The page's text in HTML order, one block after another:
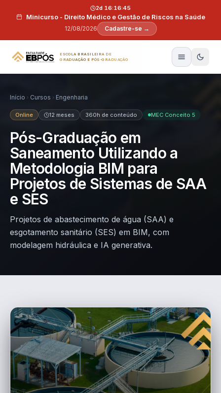
Minicurso - Direito Médico e Gestão de Riscos na Saúde
12/08/2026
2d 16:16:44
Cadastre-se →
ESCOLA BRASILEIRA DE
GRADUAÇÃO E PÓS-GRADUAÇÃO
Início Cursos Engenharia
Online 12 meses 360h de conteúdo MEC Conceito 5
Pós-Graduação em
Saneamento Utilizando a
Metodologia BIM para
Projetos de Sistemas de SAA
e SES
Projetos de abastecimento de água (SAA) e
esgotamento sanitário (SES) em BIM, com
modelagem hidráulica e IA generativa.